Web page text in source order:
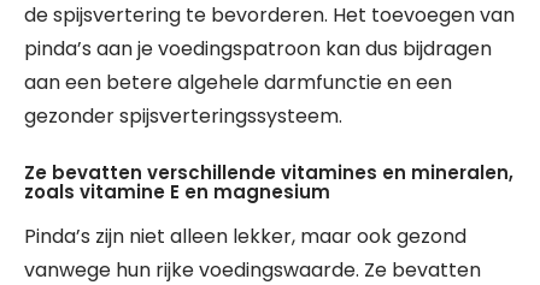
de spijsvertering te bevorderen. Het toevoegen van
pinda’s aan je voedingspatroon kan dus bijdragen
aan een betere algehele darmfunctie en een
gezonder spijsverteringssysteem.
Ze bevatten verschillende vitamines en mineralen,
zoals vitamine E en magnesium
Pinda’s zijn niet alleen lekker, maar ook gezond
vanwege hun rijke voedingswaarde. Ze bevatten